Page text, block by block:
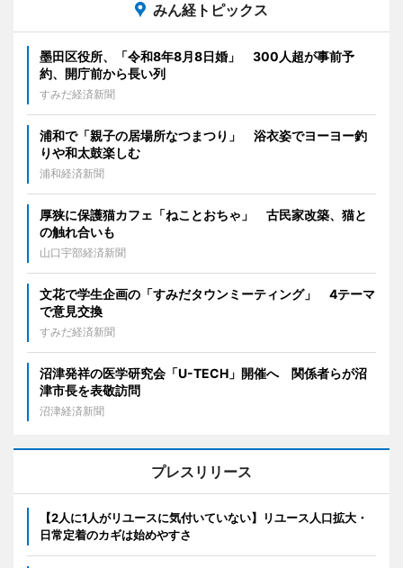
みん経トピックス
墨田区役所、「令和8年8月8日婚」 300人超が事前予
約、開庁前から長い列
すみだ経済新聞
浦和で「親子の居場所なつまつり」 浴衣姿でヨーヨー釣
りや和太鼓楽しむ
浦和経済新聞
厚狭に保護猫カフェ「ねことおちゃ」 古民家改築、猫と
の触れ合いも
山口宇部経済新聞
文花で学生企画の「すみだタウンミーティング」 4テーマ
で意見交換
すみだ経済新聞
沼津発祥の医学研究会「U-TECH」開催へ 関係者らが沼
津市長を表敬訪問
沼津経済新聞
プレスリリース
【2人に1人がリユースに気付いていない】リユース人口拡大・
日常定着のカギは始めやすさ